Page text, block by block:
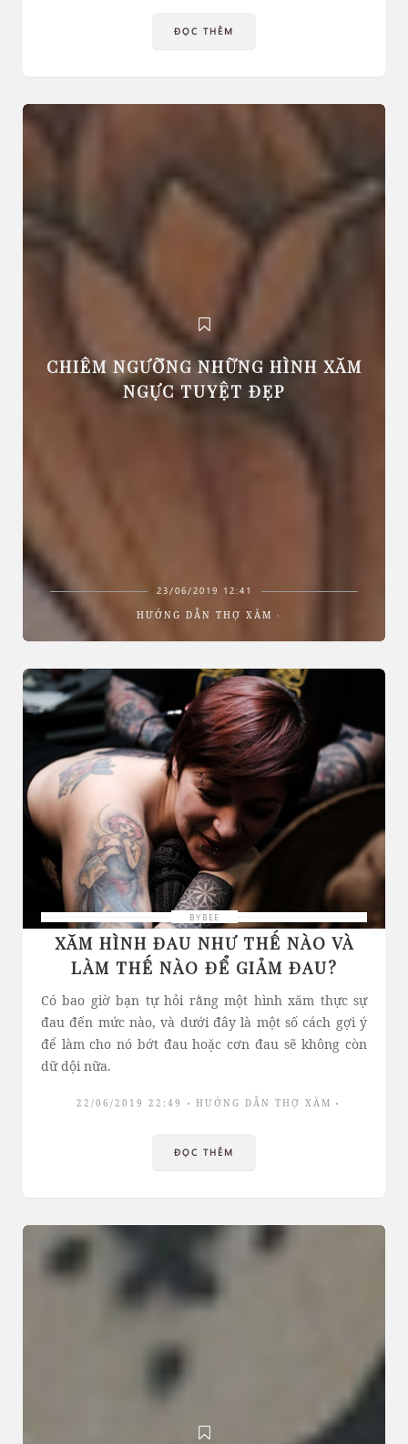
ĐỌC THÊM
CHIÊM NGƯỠNG NHỮNG HÌNH XĂM
NGỰC TUYỆT ĐẸP
23/06/2019 12:41
HƯỚNG DẪN THỢ XĂM
BYBEE
XĂM HÌNH ĐAU NHƯ THẾ NÀO VÀ
LÀM THẾ NÀO ĐỂ GIẢM ĐAU?
Có bao giờ bạn tự hỏi rằng một hình xăm thực sự
đau đến mức nào, và dưới đây là một số cách gợi ý
để làm cho nó bớt đau hoặc cơn đau sẽ không còn
dữ dội nữa.
22/06/2019 22:49 HƯỚNG DẪN THỢ XĂM
ĐỌC THÊM